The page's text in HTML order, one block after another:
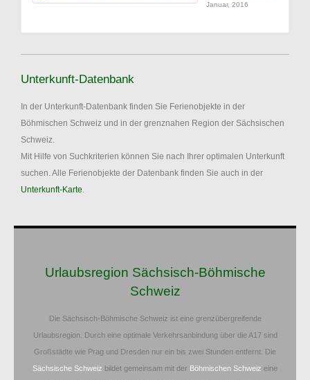
Januar, 2016
Unterkunft-Datenbank
In der Unterkunft-Datenbank finden Sie Ferienobjekte in der
Böhmischen Schweiz und in der grenznahen Region der Sächsischen
Schweiz.
Mit Hilfe von Suchkriterien können Sie nach Ihrer optimalen Unterkunft
suchen. Alle Ferienobjekte der Datenbank finden Sie auch in der
Unterkunft-Karte.
Urlaubsregion Sächsisch-Böhmische
Schweiz
Die Sächsisch-Böhmische Schweiz ist eine grenzübergreifende
Urlaubsregion. Durch eine optimale Verkehrsanbindung über die A17 sind
Großstädte wie Prag und Dresden nur ein bis zwei Stunden entfernt. Die
Sächsische Schweiz bildet gemeinsam mit der Böhmischen Schweiz eine